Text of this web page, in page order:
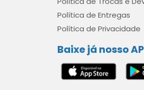
Política de Entregas
Política de Privacidade
Baixe já nosso